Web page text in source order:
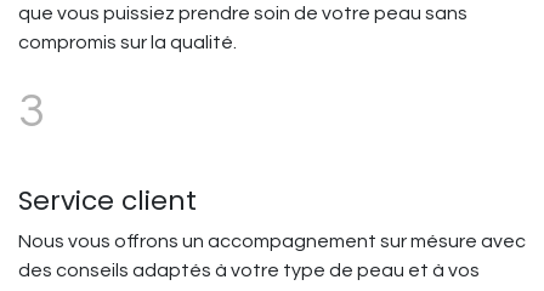
que vous puissiez prendre soin de votre peau sans
compromis sur la qualité.
3
Service client
Nous vous offrons un accompagnement sur mésure avec
des conseils adaptés à votre type de peau et à vos